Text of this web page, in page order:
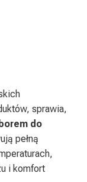
sprawia,
do
pełną
i komfort